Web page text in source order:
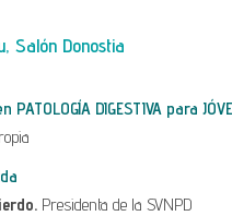
Salón Donostia
DIGESTIVA para
Presidenta de la SVNPD